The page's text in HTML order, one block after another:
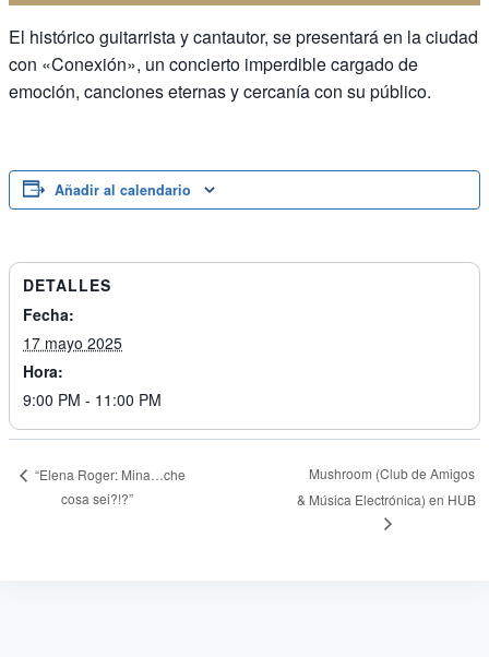
El histórico guitarrista y cantautor, se presentará en la ciudad
con «Conexión», un concierto imperdible cargado de
emoción, canciones eternas y cercanía con su público.
Añadir al calendario
DETALLES
Fecha:
17 mayo 2025
Hora:
9:00 PM - 11:00 PM
“Elena Roger: Mina…che
cosa sei?!?”
Mushroom (Club de Amigos
& Música Electrónica) en HUB